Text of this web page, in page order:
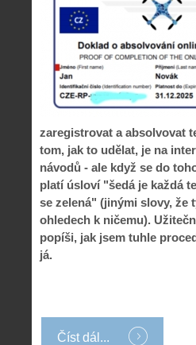
zaregistrovat a absolvovat
tom, jak to udělat, je na
návodů - ale když se do
platí úsloví "šedá je každá
se zelená" (jinými slovy, že
ohledech k ničemu).
popíši, jak jsem tuhle
já.
Číst dál...